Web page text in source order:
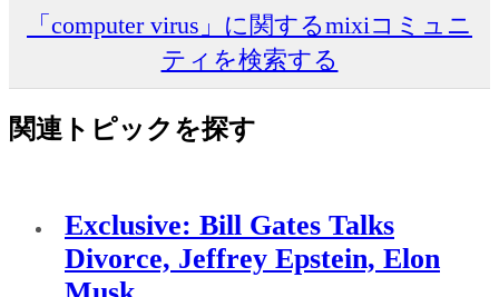
「computer virus」に関するmixiコミュニ
ティを検索する
関連トピックを探す
Exclusive: Bill Gates Talks
Divorce, Jeffrey Epstein, Elon